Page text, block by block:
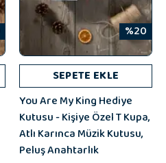
%20
SEPETE EKLE
You Are My King Hediye
Kutusu - Kişiye Özel T Kupa,
Atlı Karınca Müzik Kutusu,
Peluş Anahtarlık